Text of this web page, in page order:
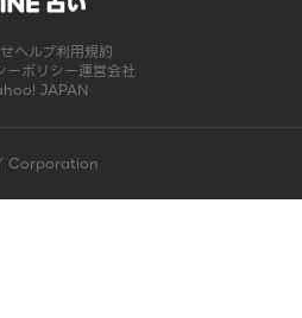
ヘルプ利用規約
ーポリシー運営会社
JAPAN
Corporation
しました | LINE占い